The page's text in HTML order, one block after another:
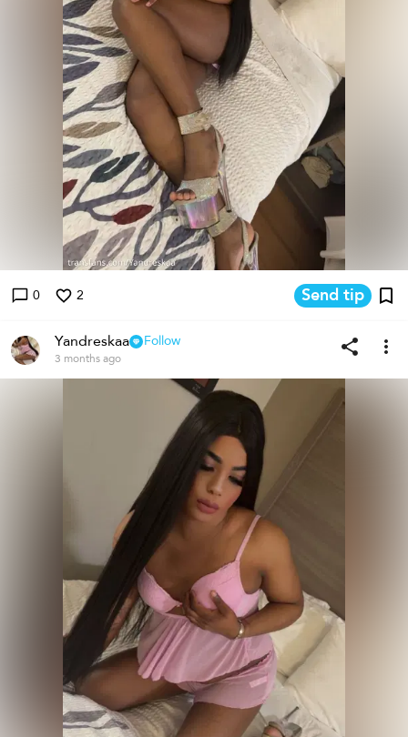
0 2 Send tip
Yandreskaa Follow
3 months ago